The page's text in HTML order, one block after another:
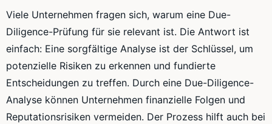
Viele Unternehmen fragen sich, warum eine Due-
Diligence-Prüfung für sie relevant ist. Die Antwort ist
einfach: Eine sorgfältige Analyse ist der Schlüssel, um
potenzielle Risiken zu erkennen und fundierte
Entscheidungen zu treffen. Durch eine Due-Diligence-
Analyse können Unternehmen finanzielle Folgen und
Reputationsrisiken vermeiden. Der Prozess hilft auch bei